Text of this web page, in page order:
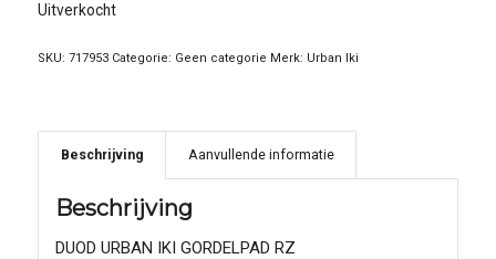
Uitverkocht
SKU: 717953 Categorie: Geen categorie Merk: Urban Iki
Beschrijving Aanvullende informatie
Beschrijving
DUOD URBAN IKI GORDELPAD RZ